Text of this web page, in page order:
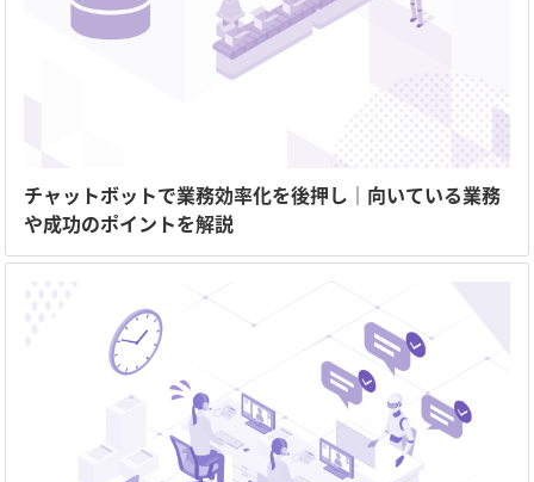
チャットボットで業務効率化を後押し｜向いている業務
や成功のポイントを解説